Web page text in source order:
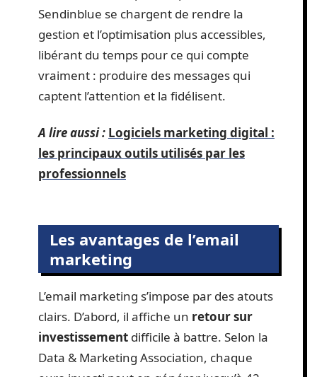
Sendinblue se chargent de rendre la
gestion et l’optimisation plus accessibles,
libérant du temps pour ce qui compte
vraiment : produire des messages qui
captent l’attention et la fidélisent.
A lire aussi : Logiciels marketing digital :
les principaux outils utilisés par les
professionnels
Les avantages de l’email
marketing
L’email marketing s’impose par des atouts
clairs. D’abord, il affiche un retour sur
investissement difficile à battre. Selon la
Data & Marketing Association, chaque